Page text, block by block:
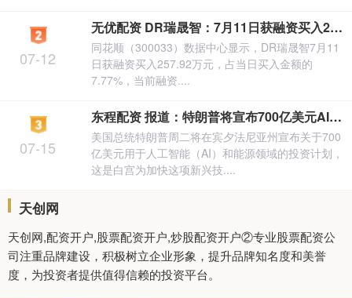
无优配资 DR瑞晟智：7月11日获融资买入257.92万元
同花顺（300033）数据中心显示，DR瑞晟智7月11
日获融资买入257.92万元，占当日买入金额的
7.77%，当前融资....
07-12
东程配资 报道：特朗普将宣布700亿美元AI和能源投资，贝莱德等公司的高管将亲临现场
美国总统特朗普周二将在宾夕法尼亚州宣布关于700
亿美元用于人工智能（AI）和能源领域的投资计划，
这是白宫为加快这项新兴技....
07-15
天创网
天创网,配资开户,股票配资开户,炒股配资开户②专业股票配资公
司注重品牌建设，积极树立企业形象，提升品牌知名度和美誉
度，为投资者提供值得信赖的投资平台。